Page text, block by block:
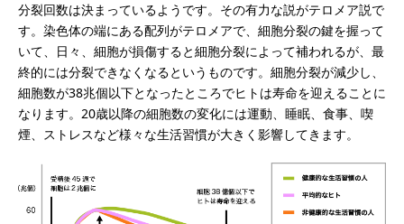
分裂回数は決まっているようです。その有力な説がテロメア説で
す。染色体の端にある配列がテロメアで、細胞分裂の鍵を握って
いて、日々、細胞が損傷すると細胞分裂によって補われるが、最
終的には分裂できなくなるというものです。細胞分裂が減少し、
細胞数が38兆個以下となったところでヒトは寿命を迎えることに
なります。20歳以降の細胞数の変化には運動、睡眠、食事、喫
煙、ストレスなど様々な生活習慣が大きく影響してきます。